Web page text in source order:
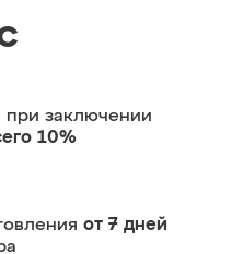
при заключении
10%
от 7 дней